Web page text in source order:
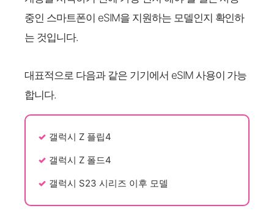
중인 스마트폰이 eSIM을 지원하는 모델인지 확인하
는 것입니다.
대표적으로 다음과 같은 기기에서 eSIM 사용이 가능
합니다.
갤럭시 Z 플립4
갤럭시 Z 폴드4
갤럭시 S23 시리즈 이후 모델